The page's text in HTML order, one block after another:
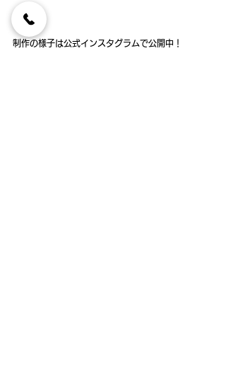
制作の様子は公式インスタグラムで公開中！